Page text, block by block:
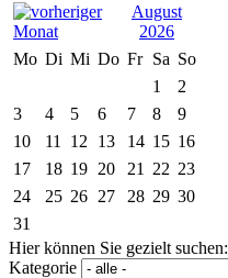
August
2026
Mo Di Mi Do Fr Sa So
1
2
3
4 5 6 7 8
9
10
11 12 13 14 15 16
17
18 19 20 21 22 23
24
25 26 27 28 29 30
31
Hier können Sie gezielt suchen:
Kategorie